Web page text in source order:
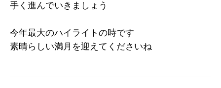
手く進んでいきましょう
今年最大のハイライトの時です
素晴らしい満月を迎えてくださいね